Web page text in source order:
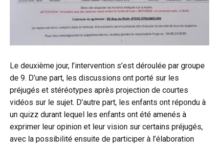
Le deuxième jour, l’intervention s’est déroulée par groupe
de 9. D’une part, les discussions ont porté sur les
préjugés et stéréotypes après projection de courtes
vidéos sur le sujet. D’autre part, les enfants ont répondu à
un quizz durant lequel les enfants ont été amenés à
exprimer leur opinion et leur vision sur certains préjugés,
avec la possibilité ensuite de participer à l’élaboration